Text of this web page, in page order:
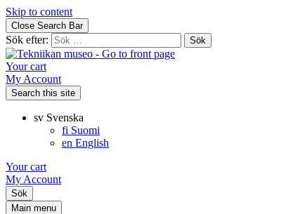
Skip to content
Close Search Bar
Sök efter:
Your cart
My Account
Search this site
sv Svenska
fi Suomi
en English
Your cart
My Account
Sök
Main menu